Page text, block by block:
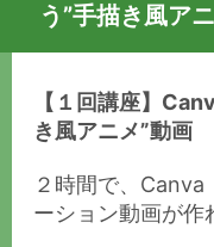
う”手描き風ア
【１回講座】
き風アニメ”動画
２時間で、Canva
ーション動画が作